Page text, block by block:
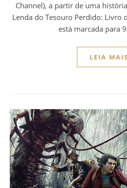
Channel), a partir de uma
Lenda do Tesouro Perdido: Livro
está marcada para
LEIA MAIS